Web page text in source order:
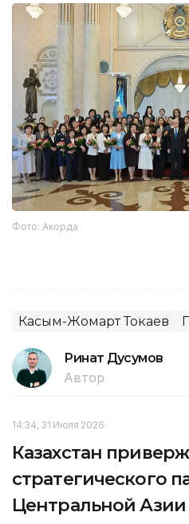
Фото: Акорда
Касым-Жомарт Токаев
Ринат Дусумов
Автор
14:34, 31 Июля 2026
Казахстан
стратегического
Центральной